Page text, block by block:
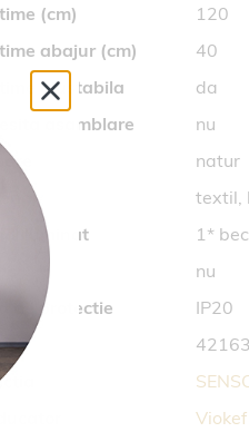
(cm)
120
abajur (cm)
40
ajustabila
da
asamblare
nu
natur
textil,
iluminat
1*
nu
de protectie
IP20
Viokef